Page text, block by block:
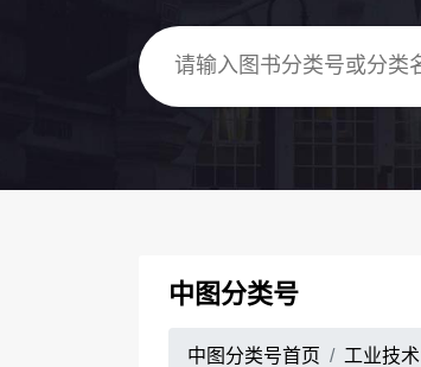
中图分类号
中图分类号首页 工业技术